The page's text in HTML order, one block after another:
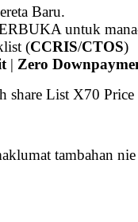
Baru.
untuk
(CCRIS/CTOS)
| Zero
share List X70
tambahan